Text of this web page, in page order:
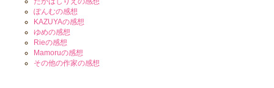
ぽんむの感想
KAZUYAの感想
ゆめの感想
Rieの感想
Mamoruの感想
その他の作家の感想